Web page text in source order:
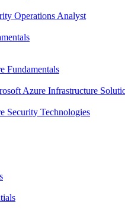
Operations Analyst
Fundamentals
Azure Infrastructure
Security Technologies